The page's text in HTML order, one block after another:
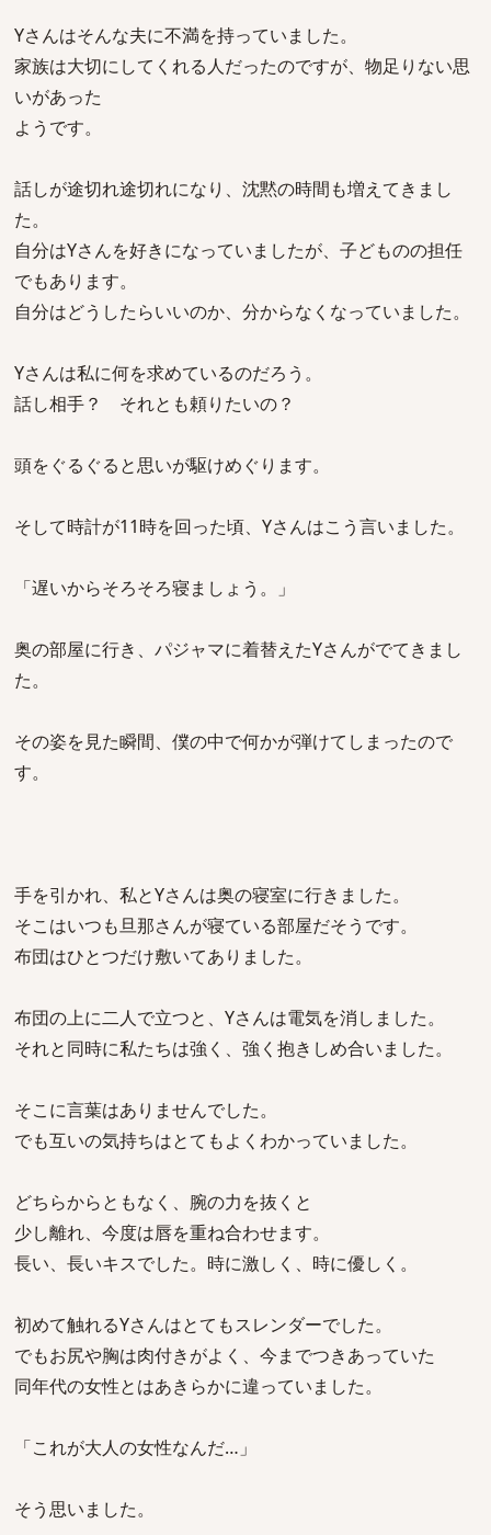
Yさんはそんな夫に不満を持っていました。
家族は大切にしてくれる人だったのですが、物足りない思
いがあった
ようです。
話しが途切れ途切れになり、沈黙の時間も増えてきまし
た。
自分はYさんを好きになっていましたが、子どものの担任
でもあります。
自分はどうしたらいいのか、分からなくなっていました。
Yさんは私に何を求めているのだろう。
話し相手？ それとも頼りたいの？
頭をぐるぐると思いが駆けめぐります。
そして時計が11時を回った頃、Yさんはこう言いました。
「遅いからそろそろ寝ましょう。」
奥の部屋に行き、パジャマに着替えたYさんがでてきまし
た。
その姿を見た瞬間、僕の中で何かが弾けてしまったので
す。
手を引かれ、私とYさんは奥の寝室に行きました。
そこはいつも旦那さんが寝ている部屋だそうです。
布団はひとつだけ敷いてありました。
布団の上に二人で立つと、Yさんは電気を消しました。
それと同時に私たちは強く、強く抱きしめ合いました。
そこに言葉はありませんでした。
でも互いの気持ちはとてもよくわかっていました。
どちらからともなく、腕の力を抜くと
少し離れ、今度は唇を重ね合わせます。
長い、長いキスでした。時に激しく、時に優しく。
初めて触れるYさんはとてもスレンダーでした。
でもお尻や胸は肉付きがよく、今までつきあっていた
同年代の女性とはあきらかに違っていました。
「これが大人の女性なんだ…」
そう思いました。